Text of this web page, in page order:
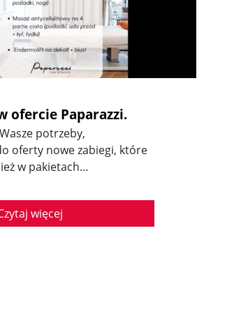
ofercie Paparazzi.
potrzeby,
oferty nowe zabiegi, które
w pakietach…
więcej